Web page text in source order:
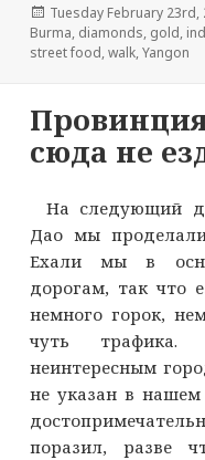
Опубликовано
Tuesday February 23rd,
Burma, diamonds, gold,
street food,walk,Yangon
сюда не
На следующий
Дао мы
Ехали мы в
дорогам, так что
немного горок,
чуть трафика.
неинтересным
не указан в нашем
поразил, разве